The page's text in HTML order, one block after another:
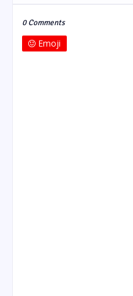
0 Comments
Emoji